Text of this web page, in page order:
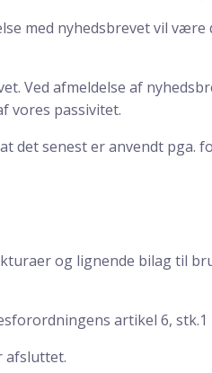
med nyhedsbrevet vil
Ved afmeldelse af
vores passivitet.
det senest er anvendt pga.
og lignende bilag til
artikel 6, stk.1
afsluttet.